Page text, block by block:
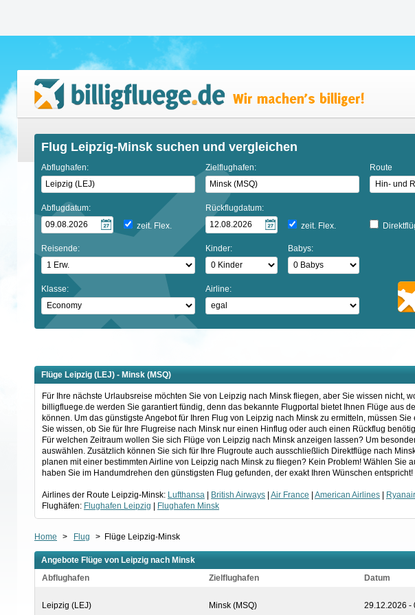
Flug Leipzig-Minsk suchen und vergleichen
Abflughafen: Zielflughafen: Route
Abflugdatum:
zeit. Flex.
Rückflugdatum:
zeit. Flex.
Reisende: Kinder: Babys:
Klasse: Airline:
Flüge Leipzig (LEJ) - Minsk (MSQ)
Für Ihre nächste Urlaubsreise möchten Sie von Leipzig nach Minsk fliegen, aber Sie wissen nicht,
billigfluege.de werden Sie garantiert fündig, denn das bekannte Flugportal bietet Ihnen Flüge aus
können. Um das günstigste Angebot für Ihren Flug von Leipzig nach Minsk zu ermitteln, müssen
Sie wissen, ob Sie für Ihre Flugreise nach Minsk nur einen Hinflug oder auch einen Rückflug
Für welchen Zeitraum wollen Sie sich Flüge von Leipzig nach Minsk anzeigen lassen? Um
auswählen. Zusätzlich können Sie sich für Ihre Flugroute auch ausschließlich Direktflüge nach
planen mit einer bestimmten Airline von Leipzig nach Minsk zu fliegen? Kein Problem! Wählen Sie
haben Sie im Handumdrehen den günstigsten Flug gefunden, der exakt Ihren Wünschen entspricht!
Airlines der Route Leipzig-Minsk: Lufthansa| British Airways| Air France American Airlines|
Ryanair
Flughäfen: Flughafen Leipzig Flughafen Minsk
Home > Flug > Flüge Leipzig-Minsk
Angebote Flüge von Leipzig nach Minsk
Abflughafen
Zielflughafen Datum
Leipzig (LEJ) Minsk (MSQ) 29.12.2026 -